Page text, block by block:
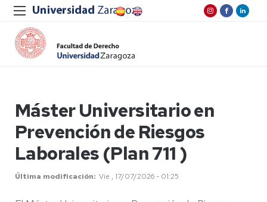
Máster Universitario en
Prevención de Riesgos
Laborales (Plan 711 )
Última modificación Vie , 17/07/2026 - 01:25